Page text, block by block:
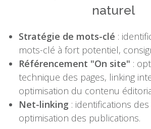
naturel
Stratégie de mots-clé :
mots-clé à fort potentiel,
Référencement "On site" :
technique des pages, linking
optimisation du contenu
Net-linking : identifications
optimisation des publications.